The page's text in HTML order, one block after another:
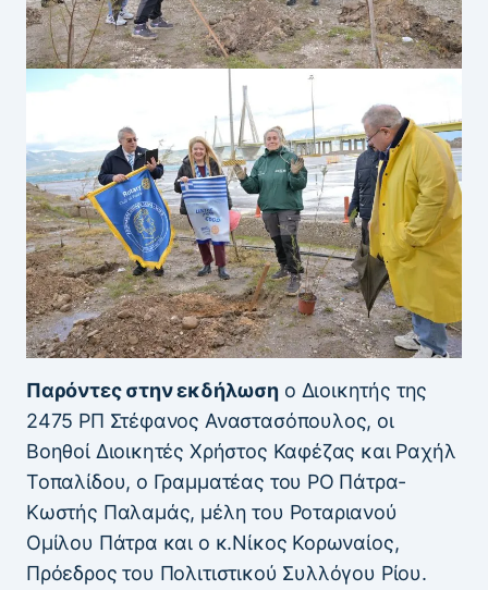
Παρόντες στην εκδήλωση ο Διοικητής της
2475 ΡΠ Στέφανος Αναστασόπουλος, οι
Βοηθοί Διοικητές Χρήστος Καφέζας και Ραχήλ
Τοπαλίδου, ο Γραμματέας του ΡΟ Πάτρα-
Κωστής Παλαμάς, μέλη του Ροταριανού
Ομίλου Πάτρα και ο κ.Νίκος Κορωναίος,
Πρόεδρος του Πολιτιστικού Συλλόγου Ρίου.